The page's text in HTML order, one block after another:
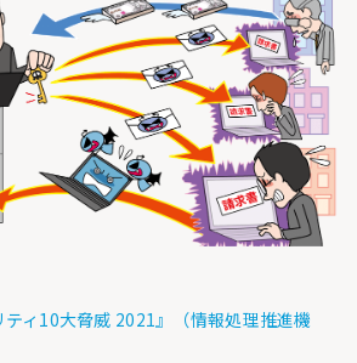
ティ10大脅威 2021』（情報処理推進機